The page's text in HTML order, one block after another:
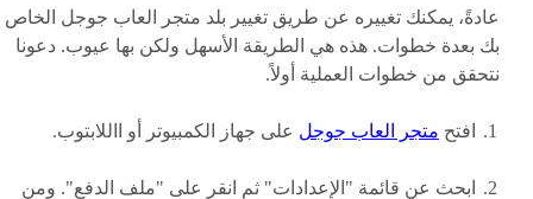
عادةً، يمكنك تغييره عن طريق تغيير بلد متجر العاب جوجل الخاص
بك بعدة خطوات. هذه هي الطريقة الأسهل ولكن بها عيوب. دعونا
نتحقق من خطوات العملية أولاً.
افتح متجر العاب جوجل على جهاز الكمبيوتر أو االلابتوب.
ابحث عن قائمة "الإعدادات" ثم انقر على "ملف الدفع". ومن